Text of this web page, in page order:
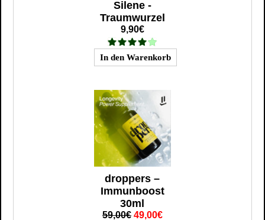
Silene -
Traumwurzel
9,90€
droppers –
Immunboost
30ml
59,00€ 49,00€